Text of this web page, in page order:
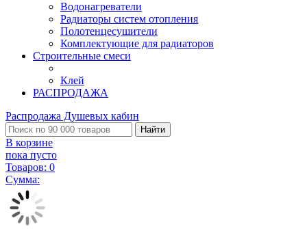
Водонагреватели
Радиаторы систем отопления
Полотенцесушители
Комплектующие для радиаторов
Строительные смеси
Клей
РАСПРОДАЖА
Распродажа Душевых кабин
Найти
В корзине
пока пусто
Товаров: 0
Сумма: